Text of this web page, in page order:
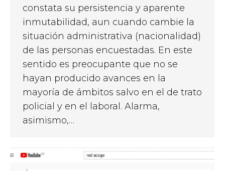
constata su persistencia y aparente
inmutabilidad, aun cuando cambie la
situación administrativa (nacionalidad)
de las personas encuestadas. En este
sentido es preocupante que no se
hayan producido avances en la
mayoría de ámbitos salvo en el de trato
policial y en el laboral. Alarma,
asimismo,…